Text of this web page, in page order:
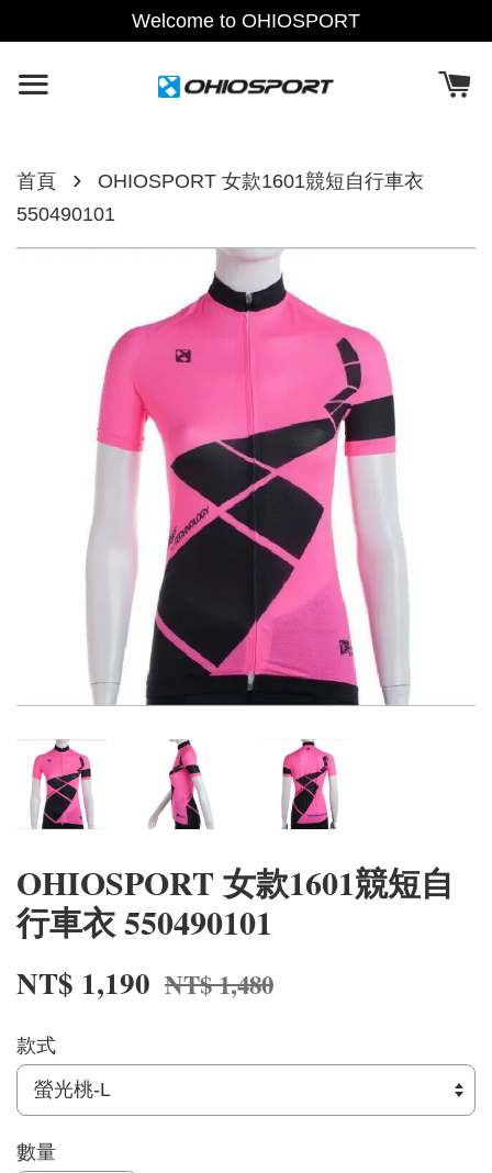
Welcome to OHIOSPORT
首頁 ›
OHIOSPORT 女款1601競短自行車衣
550490101
OHIOSPORT 女款1601競短自
行車衣 550490101
NT$ 1,190 NT$ 1,480
款式
數量